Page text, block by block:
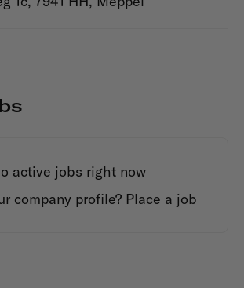
active jobs right now
company profile? Place a job